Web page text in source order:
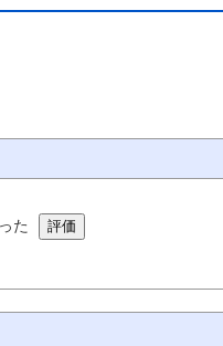
た